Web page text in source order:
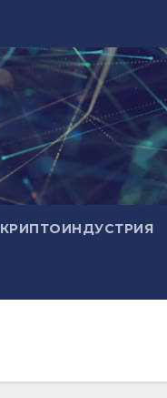
КРИПТОИНДУСТРИЯ